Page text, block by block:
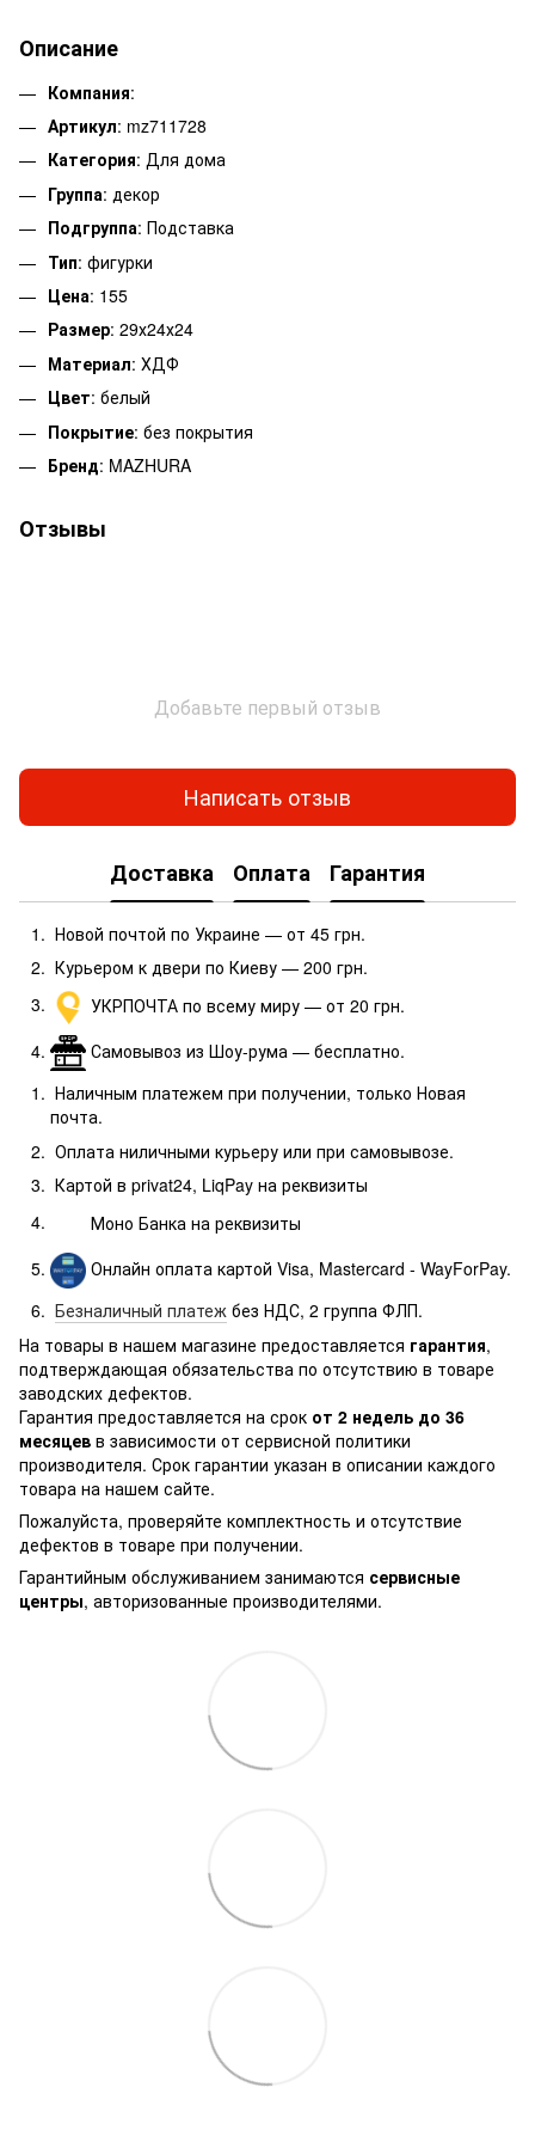
Описание
Компания:
Артикул: mz711728
Категория: Для дома
Группа: декор
Подгруппа: Подставка
Тип: фигурки
Цена: 155
Размер: 29х24х24
Материал: ХДФ
Цвет: белый
Покрытие: без покрытия
Бренд: MAZHURA
Отзывы
Добавьте первый отзыв
Написать отзыв
Доставка Оплата Гарантия
Новой почтой по Украине — от 45 грн.
Курьером к двери по Киеву — 200 грн.
УКРПОЧТА по всему миру — от 20 грн.
Самовывоз из Шоу-рума — бесплатно.
Наличным платежем при получении, только Новая
почта.
Оплата ниличными курьеру или при самовывозе.
Картой в privat24, LiqPay на реквизиты
Моно Банка на реквизиты
Онлайн оплата картой Visa, Mastercard - WayForPay.
Безналичный платеж без НДС, 2 группа ФЛП.
На товары в нашем магазине предоставляется гарантия,
подтверждающая обязательства по отсутствию в товаре
заводских дефектов.
Гарантия предоставляется на срок от 2 недель до 36
месяцев в зависимости от сервисной политики
производителя. Срок гарантии указан в описании каждого
товара на нашем сайте.
Пожалуйста, проверяйте комплектность и отсутствие
дефектов в товаре при получении.
Гарантийным обслуживанием занимаются сервисные
центры, авторизованные производителями.